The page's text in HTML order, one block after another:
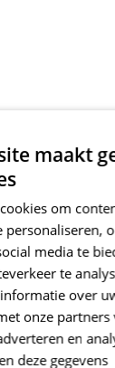
maakt
om
personaliseren,
media te
te
over
onze partners
en
deze gegevens